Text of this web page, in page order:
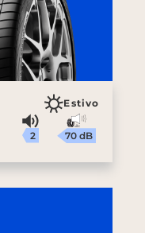
Estivo
2 70 dB